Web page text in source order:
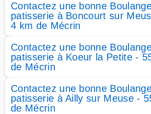
Contactez une bonne
patisserie à Boncourt sur
4 km de Mécrin
Contactez une bonne
patisserie à Koeur la Petite -
de Mécrin
Contactez une bonne
patisserie à Ailly sur Meuse -
de Mécrin